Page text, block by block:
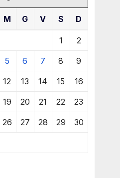
M G V S D
1 2
5 6 7 8 9
12 13 14 15 16
19 20 21 22 23
26 27 28 29 30